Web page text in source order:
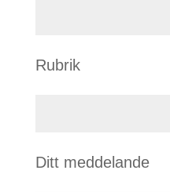
Rubrik
Ditt meddelande